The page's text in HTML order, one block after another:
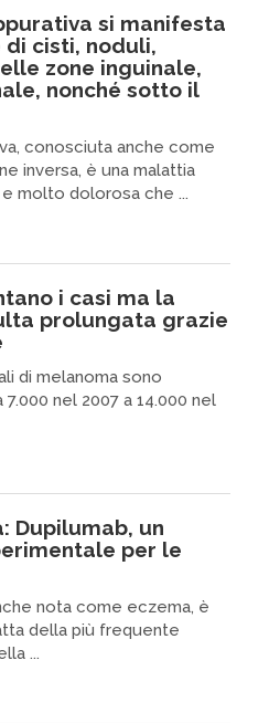
si manifesta
cisti, noduli,
zone inguinale,
nonché sotto il
conosciuta anche come
inversa, è una malattia
molto dolorosa che ...
i casi ma la
prolungata grazie
di melanoma sono
nel 2007 a 14.000 nel
Dupilumab, un
per le
nota come eczema, è
della più frequente
...